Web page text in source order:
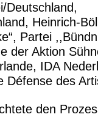
Deutschland,
Heinrich-
Partei
der Aktion
IDA
Défense des
den